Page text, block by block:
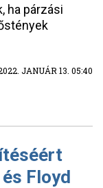
ha párzási
JANUÁR 13. 05:40
Floyd